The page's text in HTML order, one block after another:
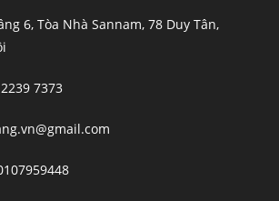
6, Tòa Nhà Sannam, 78 Duy Tân,
7373